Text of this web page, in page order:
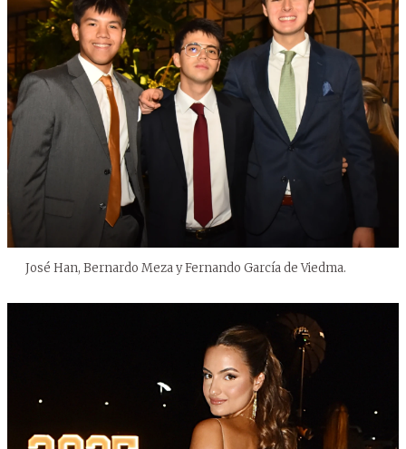
José Han, Bernardo Meza y Fernando García de Viedma.